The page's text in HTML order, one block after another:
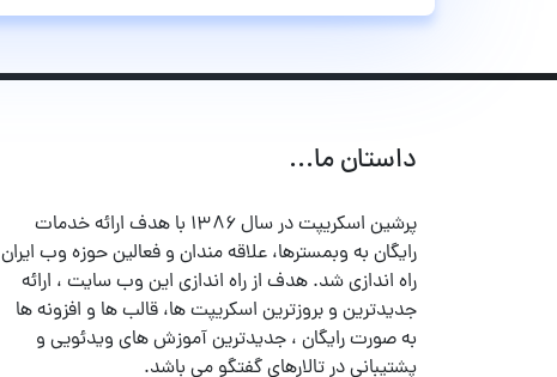
داستان ما...
پرشین اسکریپت در سال ۱۳۸۶ با هدف ارائه خدمات
رایگان به وبمسترها، علاقه مندان و فعالین حوزه وب ایران
راه اندازی شد. هدف از راه اندازی این وب سایت ، ارائه
جدیدترین و بروزترین اسکریپت ها، قالب ها و افزونه ها
به صورت رایگان ، جدیدترین آموزش های ویدئویی و
پشتیبانی در تالارهای گفتگو می باشد.